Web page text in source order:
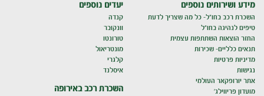
מידע ושירותים נוספים
השכרת רכב בחו"ל- כל מה שצריך לדעת
טיפים לנהיגה בחו"ל
החזר הוצאות השתתפות עצמית
תנאים כלליים- שכירות
מדיניות פרטיות
נגישות
אתר יורופקאר העולמי
מועדון פריווילג'
יעדים נוספים
קנדה
וונקובר
טורונטו
מונטריאול
קלגרי
איסלנד
השכרת רכב באירופה